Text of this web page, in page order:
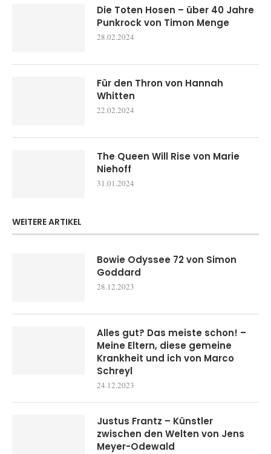
Die Toten Hosen – über 40 Jahre
Punkrock von Timon Menge
28.02.2024
Für den Thron von Hannah
Whitten
22.02.2024
The Queen Will Rise von Marie
Niehoff
31.01.2024
WEITERE ARTIKEL
Bowie Odyssee 72 von Simon
Goddard
28.12.2023
Alles gut? Das meiste schon! –
Meine Eltern, diese gemeine
Krankheit und ich von Marco
Schreyl
24.12.2023
Justus Frantz – Künstler
zwischen den Welten von Jens
Meyer-Odewald